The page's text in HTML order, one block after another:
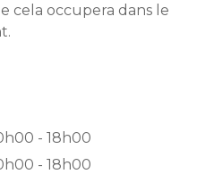
cela occupera dans le
- 18h00
- 18h00